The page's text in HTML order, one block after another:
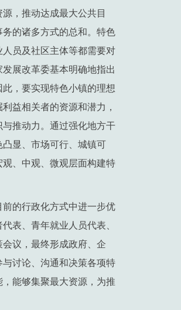
，推动达成最大公共目
的诸多方式的总和。特色
员及社区主体等都需要对
展改革委基本明确地指出
，要实现特色小镇的理想
益相关者的资源和潜力，
推动力。通过强化地方干
显、市场可行、城镇可
、中观、微观层面构建特
的行政化方式中进一步优
表、青年就业人员代表、
议，最终形成政府、企
讨论、沟通和决策各项特
能够集聚最大资源，为推